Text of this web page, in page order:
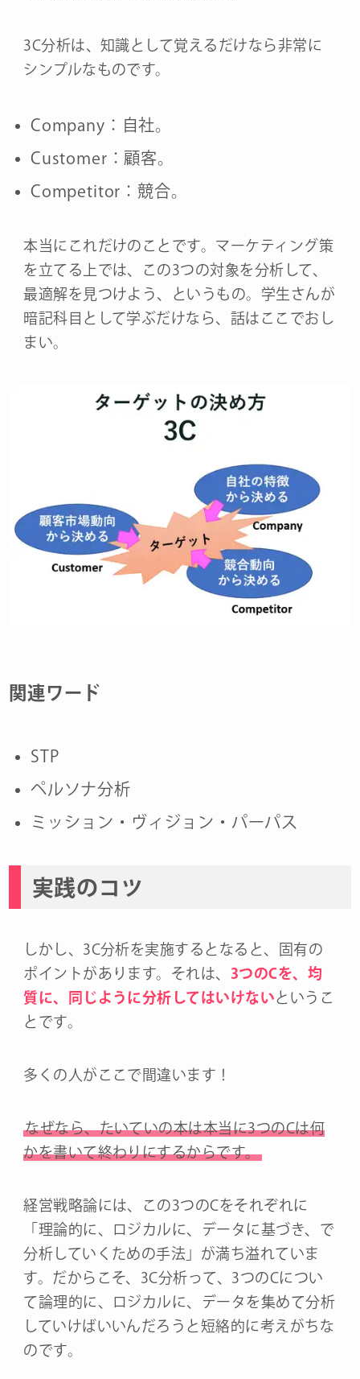
3C分析は、知識として覚えるだけなら非常に
シンプルなものです。
Company：自社。
Customer：顧客。
Competitor：競合。
本当にこれだけのことです。マーケティング策
を立てる上では、この3つの対象を分析して、
最適解を見つけよう、というもの。学生さんが
暗記科目として学ぶだけなら、話はここでおし
まい。
関連ワード
STP
ペルソナ分析
ミッション・ヴィジョン・パーパス
実践のコツ
しかし、3C分析を実施するとなると、固有の
ポイントがあります。それは、 3つのCを、均
質に、同じように分析してはいけないというこ
とです。
多くの人がここで間違います！
なぜなら、たいていの本は本当に3つのCは何
かを書いて終わりにするからです。
経営戦略論には、この3つのCをそれぞれに
「理論的に、ロジカルに、データに基づき、で
分析していくための手法」が満ち溢れていま
す。だからこそ、3C分析って、3つのCについ
て論理的に、ロジカルに、データを集めて分析
していけばいいんだろうと短絡的に考えがちな
のです。